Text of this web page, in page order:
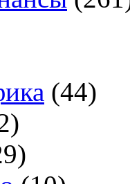
(44)